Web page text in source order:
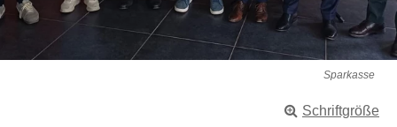
Sparkasse
Schriftgröße